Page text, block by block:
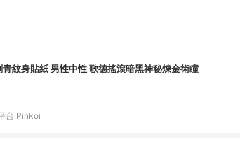
紋身貼紙 男性中性 歌德搖滾暗黑神秘煉金術瞳
台 Pinkoi